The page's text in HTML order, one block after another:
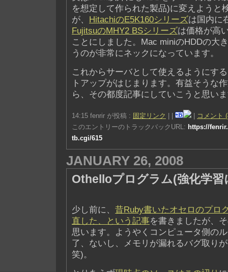
を想定して作られた製品)に変えようと
が、 HitachiのE5K160シリーズは国内に
FujitsuのMHY2 BSシリーズは価格が高
ことにしました。Mac miniのHDDの大
うのが非常にネックになっています。
これからサーバとして使えるようにす
トアップがはじまります。有益そうな
ら、その都度記事にしていこうと思い
14:15 fenrir が投稿 : 固定リンク
コメント
このエントリーのトラックバックURL: https://
tb.cgi/615
JANUARY 26, 2008
Othelloプログラム(強化学習
少し前に、 昔Ruby書いたオセロのプロ
直した、という記事を書きましたが、
思います。ようやくコンピュータ側の
了、ないし、メモリが漏れるバグ取り
笑)。